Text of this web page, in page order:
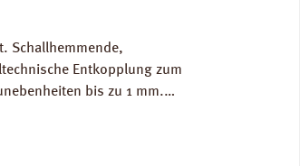
Schallhemmende,
Entkopplung zum
bis zu 1 mm.
frei. Ökologisch